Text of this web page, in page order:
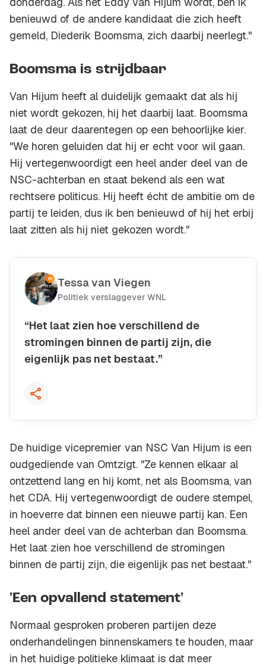
benieuwd of de andere kandidaat die zich heeft
gemeld, Diederik Boomsma, zich daarbij neerlegt."
Boomsma is strijdbaar
Van Hijum heeft al duidelijk gemaakt dat als hij
niet wordt gekozen, hij het daarbij laat. Boomsma
laat de deur daarentegen op een behoorlijke kier.
"We horen geluiden dat hij er echt voor wil gaan.
Hij vertegenwoordigt een heel ander deel van de
NSC-achterban en staat bekend als een wat
rechtsere politicus. Hij heeft écht de ambitie om de
partij te leiden, dus ik ben benieuwd of hij het erbij
laat zitten als hij niet gekozen wordt."
Tessa van Viegen
Politiek verslaggever WNL
“Het laat zien hoe verschillend de
stromingen binnen de partij zijn, die
eigenlijk pas net bestaat.”
Kopieer quote
De huidige vicepremier van NSC Van Hijum is een
oudgediende van Omtzigt. "Ze kennen elkaar al
ontzettend lang en hij komt, net als Boomsma, van
het CDA. Hij vertegenwoordigt de oudere stempel,
in hoeverre dat binnen een nieuwe partij kan. Een
heel ander deel van de achterban dan Boomsma.
Het laat zien hoe verschillend de stromingen
binnen de partij zijn, die eigenlijk pas net bestaat."
'Een opvallend statement'
Normaal gesproken proberen partijen deze
onderhandelingen binnenskamers te houden, maar
in het huidige politieke klimaat is dat meer